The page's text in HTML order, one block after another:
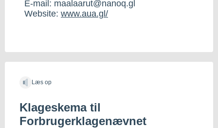
E-mail: maalaarut@nanoq.gl
Website: www.aua.gl/
Læs op
Klageskema til
Forbrugerklagenævnet